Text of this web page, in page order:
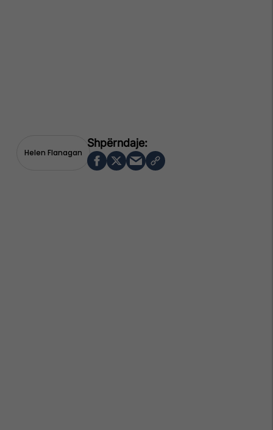
Helen Flanagan